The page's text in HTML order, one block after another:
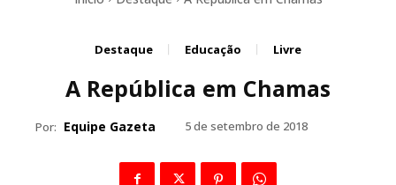
Destaque Educação Livre
A República em Chamas
Por: Equipe Gazeta 5 de setembro de 2018